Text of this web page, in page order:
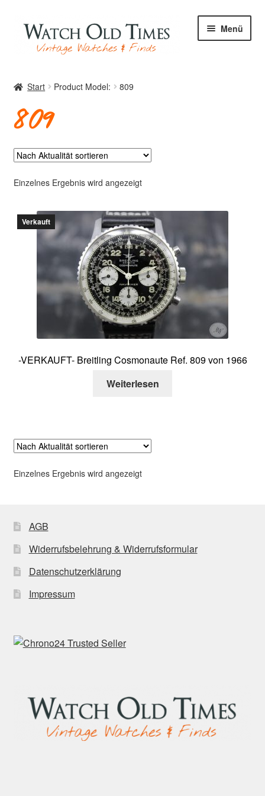
Zur
Navigation
springen
Zum
Inhalt
springen
Menü
Uhren
Archiv
Über mich
Kontakt
Start Product Model: 809
809
Einzelnes Ergebnis wird angezeigt
Verkauft
-VERKAUFT- Breitling Cosmonaute Ref. 809 von 1966
Weiterlesen
Einzelnes Ergebnis wird angezeigt
AGB
Widerrufsbelehrung & Widerrufsformular
Datenschutzerklärung
Impressum